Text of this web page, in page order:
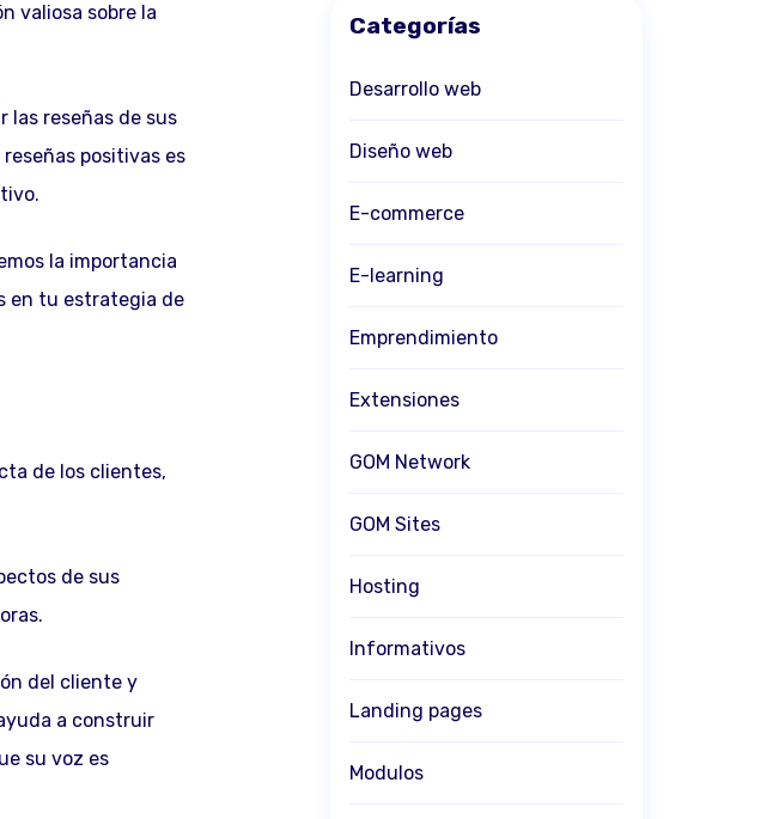
valiosa sobre la
las reseñas de sus
positivas es
la importancia
en tu estrategia de
de los clientes,
de sus
del cliente y
a construir
su voz es
Categorías
Desarrollo web
Diseño web
E-commerce
E-learning
Emprendimiento
Extensiones
GOM Network
GOM Sites
Hosting
Informativos
Landing pages
Modulos